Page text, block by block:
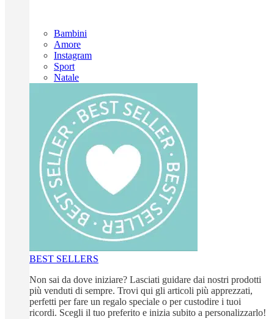
Bambini
Amore
Instagram
Sport
Natale
BEST SELLERS
Non sai da dove iniziare? Lasciati guidare dai nostri prodotti
più venduti di sempre. Trovi qui gli articoli più apprezzati,
perfetti per fare un regalo speciale o per custodire i tuoi
ricordi. Scegli il tuo preferito e inizia subito a personalizzarlo!